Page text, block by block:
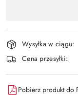
płatność
i
dostawa
Wysyłka w ciągu:
Cena przesyłki:
Pobierz produkt do